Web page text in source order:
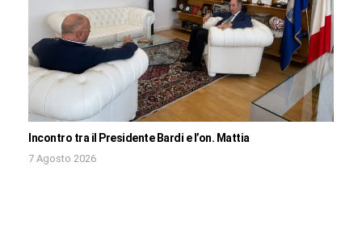
Incontro tra il Presidente Bardi e l’on. Mattia
7 Agosto 2026